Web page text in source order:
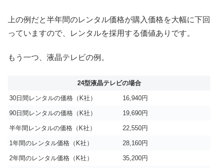
上の例だと半年間のレンタル価格が購入価格を大幅に下回
っていますので、レンタルを採用する価値ありです。
もう一つ、液晶テレビの例。
24型液晶テレビの場合
30日間レンタルの価格（K社） 16,940円
90日間レンタルの価格（K社） 19,690円
半年間レンタルの価格（K社） 22,550円
1年間のレンタル価格（K社） 28,160円
2年間のレンタル価格（K社）
35,200円